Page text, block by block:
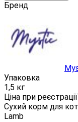
Бренд
Упаковка
1,5 кг
Ціна при
Сухий корм для
Lamb